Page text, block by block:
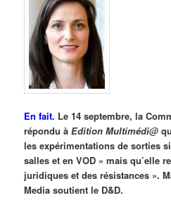
En fait. Le 14 septembre, la
répondu àEdition Multimédi@
les expérimentations de sorties
salles et en VOD » mais qu’elle
juridiques et des résistances ».
Media soutient le D&D.